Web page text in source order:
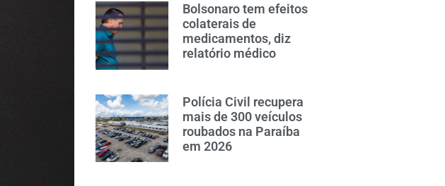
Bolsonaro tem efeitos
colaterais de
medicamentos, diz
relatório médico
Polícia Civil recupera
mais de 300 veículos
roubados na Paraíba
em 2026